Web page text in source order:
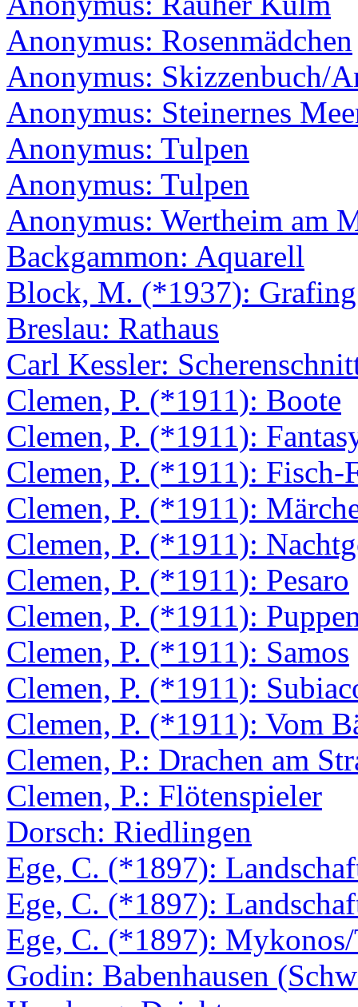
Anonymus: Rosenmädchen
Anonymus: Skizzenbuch/
Anonymus: Steinernes
Anonymus: Tulpen
Anonymus: Tulpen
Anonymus: Wertheim am
Backgammon: Aquarell
Block, M. (*1937): Grafing
Breslau: Rathaus
Carl Kessler:
Clemen, P. (*1911): Boote
Clemen, P. (*1911):
Clemen, P. (*1911): Fisch-
Clemen, P. (*1911):
Clemen, P. (*1911):
Clemen, P. (*1911): Pesaro
Clemen, P. (*1911):
Clemen, P. (*1911): Samos
Clemen, P. (*1911):
Clemen, P. (*1911): Vom
Clemen, P.: Drachen am
Clemen, P.: Flötenspieler
Dorsch: Riedlingen
Ege, C. (*1897):
Ege, C. (*1897):
Ege, C. (*1897):
Godin: Babenhausen